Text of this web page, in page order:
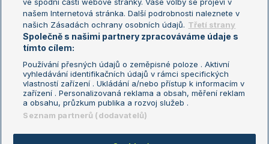
Fotbalové přestupy
Livesport Daily
LS Prague Open
Podmínky užití
Nastavení soukromí
GDPR a žurnalistika
Reklama
Kontakt
Informace o zpracování osobních
údajů
našem Internetová stránka. Další podrobnosti naleznete v
našich Zásadách ochrany osobních údajů. Třetí strany
Společně s našimi partnery zpracováváme údaje s
tímto cílem:
Používání přesných údajů o zeměpisné poloze . Aktivní
vyhledávání identifikačních údajů v rámci specifických
vlastností zařízení . Ukládání a/nebo přístup k informacím v
zařízení . Personalizovaná reklama a obsah, měření reklam
a obsahu, průzkum publika a rozvoj služeb .
Seznam partnerů (dodavatelů)